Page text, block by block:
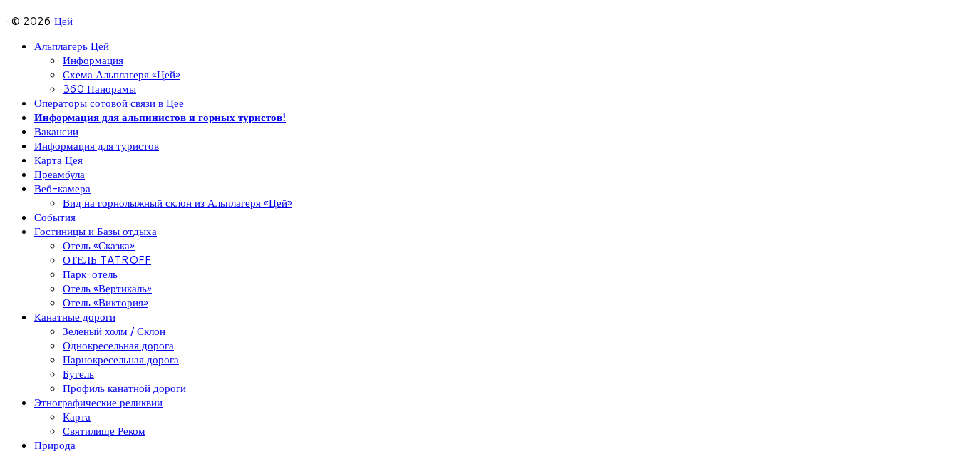
· © 2026 Цей
Альплагерь Цей
Информация
Схема Альплагеря «Цей»
360 Панорамы
Операторы сотовой связи в Цее
Информация для альпинистов и горных туристов!
Вакансии
Информация для туристов
Карта Цея
Преамбула
Веб-камера
Вид на горнолыжный склон из Альплагеря «Цей»
События
Гостиницы и Базы отдыха
Отель «Сказка»
ОТЕЛЬ TATROFF
Парк-отель
Отель «Вертикаль»
Отель «Виктория»
Канатные дороги
Зеленый холм / Склон
Однокресельная дорога
Парнокресельная дорога
Бугель
Профиль канатной дороги
Этнографические реликвии
Карта
Святилище Реком
Природа